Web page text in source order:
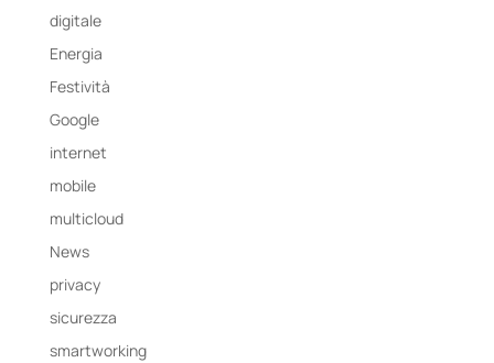
digitale
Energia
Festività
Google
internet
mobile
multicloud
News
privacy
sicurezza
smartworking